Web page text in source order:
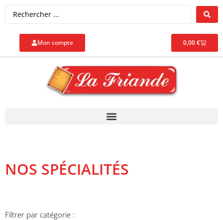
Mon compte 0,00€
NOS SPÉCIALITÉS
Filtrer par catégorie :